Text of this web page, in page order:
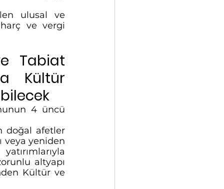
ulusal ve
harç ve vergi
Tabiat
Kültür
4 üncü
doğal afetler
veya yeniden
altyapı
Kültür ve